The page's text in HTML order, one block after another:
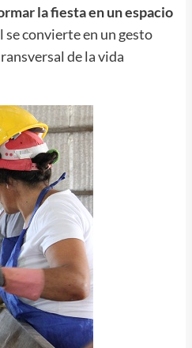
la fiesta en un espacio
se convierte en un gesto
de la vida